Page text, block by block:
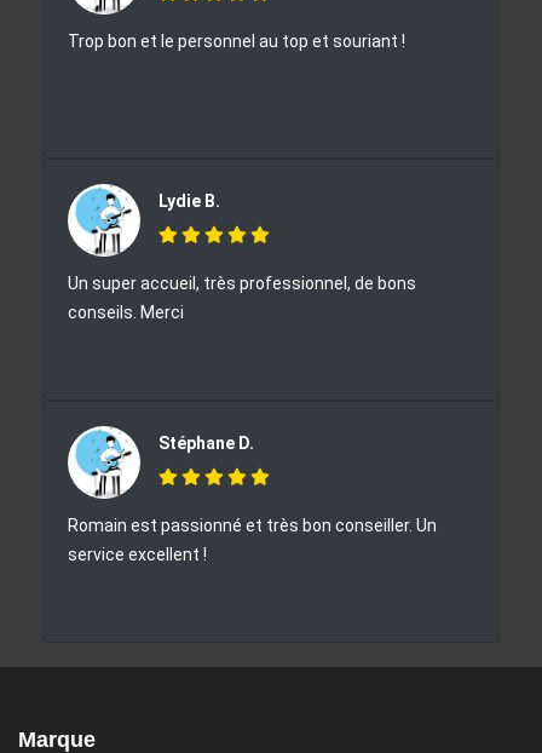
Trop bon et le personnel au top et souriant !
Lydie B.
Un super accueil, très professionnel, de bons
conseils. Merci
Stéphane D.
Romain est passionné et très bon conseiller. Un
service excellent !
Marque